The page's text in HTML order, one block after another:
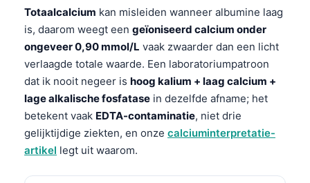
Totaalcalcium kan misleiden wanneer albumine laag
is, daarom weegt een geïoniseerd calcium onder
ongeveer 0,90 mmol/L vaak zwaarder dan een licht
verlaagde totale waarde. Een laboratoriumpatroon
dat ik nooit negeer is hoog kalium + laag calcium +
lage alkalische fosfatase in dezelfde afname; het
betekent vaak EDTA-contaminatie, niet drie
gelijktijdige ziekten, en onze calciuminterpretatie-
artikel legt uit waarom.